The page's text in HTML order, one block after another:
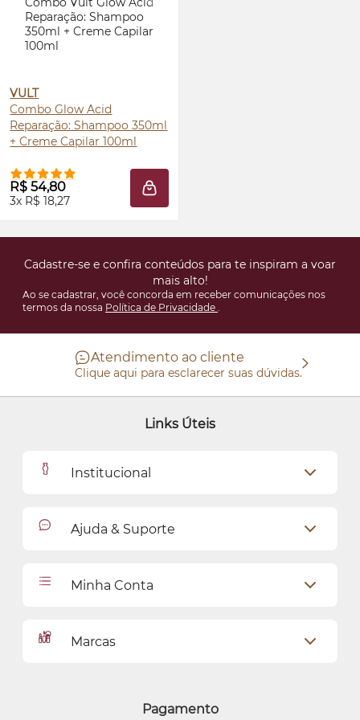
VULT
ComboGlow Acid
Reparação: Shampoo 350ml
+ Creme Capilar 100ml
R$ 54,80
3x R$ 18,27 ADICIONAR À SACOLA
Cadastre-se e confira conteúdos para te inspiram a voar
mais alto!
Ao se cadastrar, você concorda em receber comunicações nos
termos da nossa Política de Privacidade .
Atendimento ao cliente
Clique aqui para esclarecer suas dúvidas.
Links Úteis
Institucional
Como Comprar
Ajuda & Suporte
Seja uma revendedora
Pagamentos
Política de Privacidade
Preferências de Cookies
Minha Conta
Meus endereços
Marcas
Quem Disse, Berenice?Pagamento